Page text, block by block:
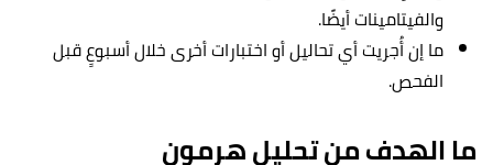
والفيتامينات أيضًا.
ما إن أُجريت أي تحاليل أو اختبارات أخرى خلال أسبوعٍ قبل
الفحص.
ما الهدف من تحليل هرمون